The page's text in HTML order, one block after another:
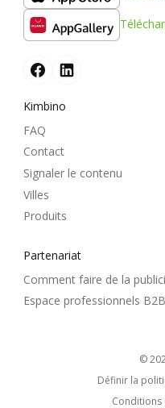
Kimbino
FAQ
Contact
Signaler le contenu
Villes
Produits
Partenariat
Comment faire de la
Espace professionnels B2B
©
Définir la
Conditions